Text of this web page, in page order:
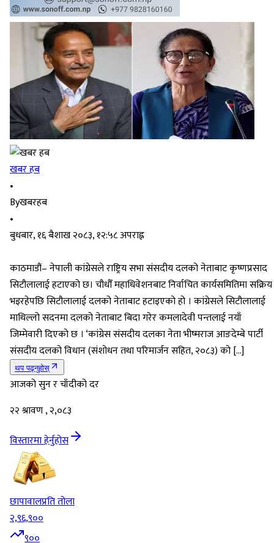
खबर हब
•
Byखबरहब
•
बुधबार, १६ बैशाख २०८३, १२:५८ अपराह्न
काठमाडौं– नेपाली कांग्रेसले राष्ट्रिय सभा संसदीय दलको नेताबाट कृष्णप्रसाद
सिटौलालाई हटाएको छ। चौधौँ महाधिवेशनबाट निर्वाचित कार्यसमितिमा सक्रिय
भइरहेपछि सिटौलालाई दलको नेताबाट हटाइएको हो । कांग्रेसले सिटौलालाई
माथिल्लो सदनमा दलको नेताबाट बिदा गरेर कमलादेवी पन्तलाई नयाँ
जिम्मेवारी दिएको छ । ‘कांग्रेस संसदीय दलका नेता भीष्मराज आङदेम्बे पार्टी
संसदीय दलको विधान (संशोधन तथा परिमार्जन सहित, २०८३) को […]
थप पढ्नुहोस्
आजको सुन र चाँदीको दर
२२ श्रावण , २,०८३
विस्तारमा हेर्नुहोस
छापावालप्रति तोला
२,९६,९००
९००